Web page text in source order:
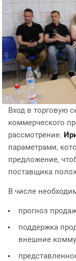
Вход в торговую
коммерческого
рассмотрение.
параметрами,
предложение,
поставщика
В числе
прогноз
поддержка
внешние